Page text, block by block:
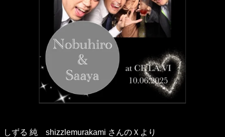
しずる 純 shizzlemurakami さんのＸより